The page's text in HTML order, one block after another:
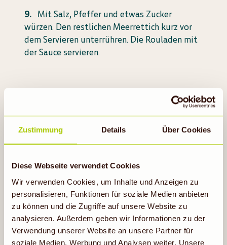
Zustimmung Details Über Cookies
Diese Webseite verwendet Cookies
Wir verwenden Cookies, um Inhalte und Anzeigen zu
personalisieren, Funktionen für soziale Medien anbieten
zu können und die Zugriffe auf unsere Website zu
analysieren. Außerdem geben wir Informationen zu der
Verwendung unserer Website an unsere Partner für
soziale Medien, Werbung und Analysen weiter. Unsere
Mit Salz, Pfeffer und etwas Zucker
würzen. Den restlichen Meerrettich kurz vor
dem Servieren unterrühren. Die Rouladen mit
der Sauce servieren.
Probiere auch